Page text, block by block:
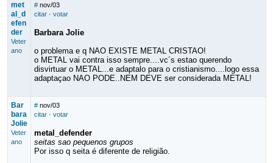
met
al_d
efen
der
Veter
ano
# nov/03
citar· votar
Barbara Jolie
o problema e q NAO EXISTE METAL CRISTAO!
o METAL vai contra isso sempre....vc´s estao querendo
disvirtuar o METAL...e adaptalo para o cristianismo....logo essa
adaptaçao NAO PODE..NEM DEVE ser considerada METAL!
Bar
bara
Jolie
Veter
ano
# nov/03
citar· votar
metal_defender
seitas sao pequenos grupos
Por isso q seita é diferente de religião.